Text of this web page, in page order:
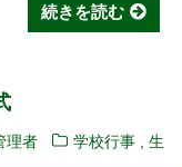
続きを読む
理者 学校行事 ,生